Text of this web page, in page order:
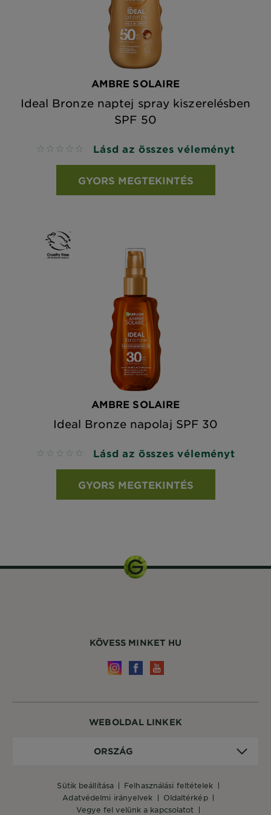
AMBRE SOLAIRE
Ideal Bronze naptej spray kiszerelésben
SPF 50
No reviews Lásd az összes véleményt
GYORS MEGTEKINTÉS
AMBRE SOLAIRE
Ideal Bronze napolaj SPF 30
No reviews Lásd az összes véleményt
GYORS MEGTEKINTÉS
WEBOLDAL LINKEK
sütik beállítása
felhasználási feltételek
adatvédelmi irányelvek
oldaltérkép
vegye fel velünk a kapcsolatot
ORSZÁG
KÖVESS MINKET HU